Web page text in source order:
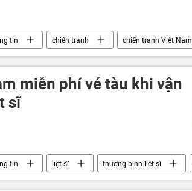
tin chiến tranh
chiến tranh Việt Nam
từ trần
miễn phí vé tàu khi vận
sĩ
tin liệt sĩ thương binh liệt sĩ